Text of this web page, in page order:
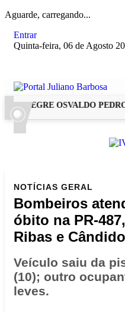
Aguarde, carregando...
Entrar
Quinta-feira, 06 de Agosto
ALEGRE OSVALDO PEDRO
NOTÍCIAS GERAL
Bombeiros
óbito na PR-
Ribas e
Veículo saiu da
(10); outro
leves.